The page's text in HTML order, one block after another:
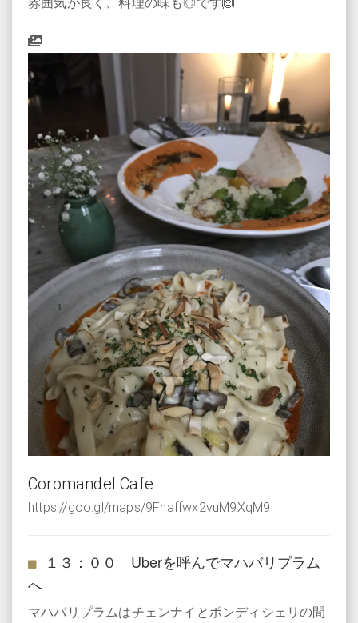
Coromandel Cafe
https://goo.gl/maps/9Fhaffwx2vuM9XqM9
１３：００ Uberを呼んでマハバリプラム
へ
マハバリプラムはチェンナイとポンディシェリの間